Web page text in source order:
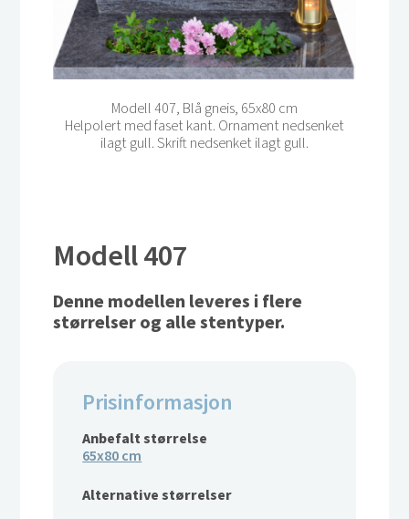
Modell 407, Blå gneis, 65x80 cm
Helpolert med faset kant. Ornament nedsenket
ilagt gull. Skrift nedsenket ilagt gull.
Modell 407
Denne modellen leveres i flere
størrelser og alle stentyper.
Prisinformasjon
Anbefalt størrelse
65x80 cm
Alternative størrelser